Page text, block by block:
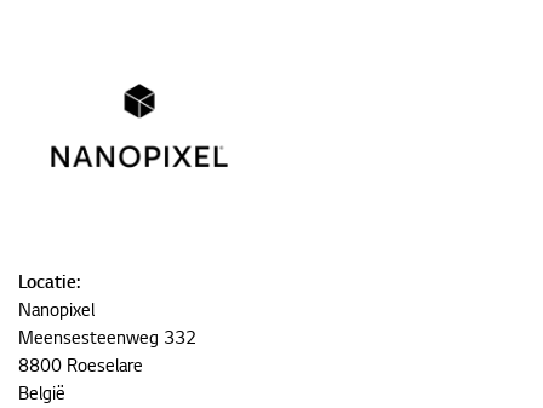
Locatie:
Nanopixel
Meensesteenweg 332
8800 Roeselare
België